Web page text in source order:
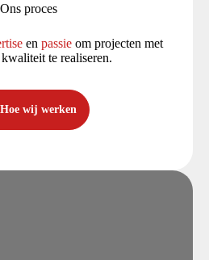
Ons proces
en passie om projecten met
te realiseren.
Hoe wij werken